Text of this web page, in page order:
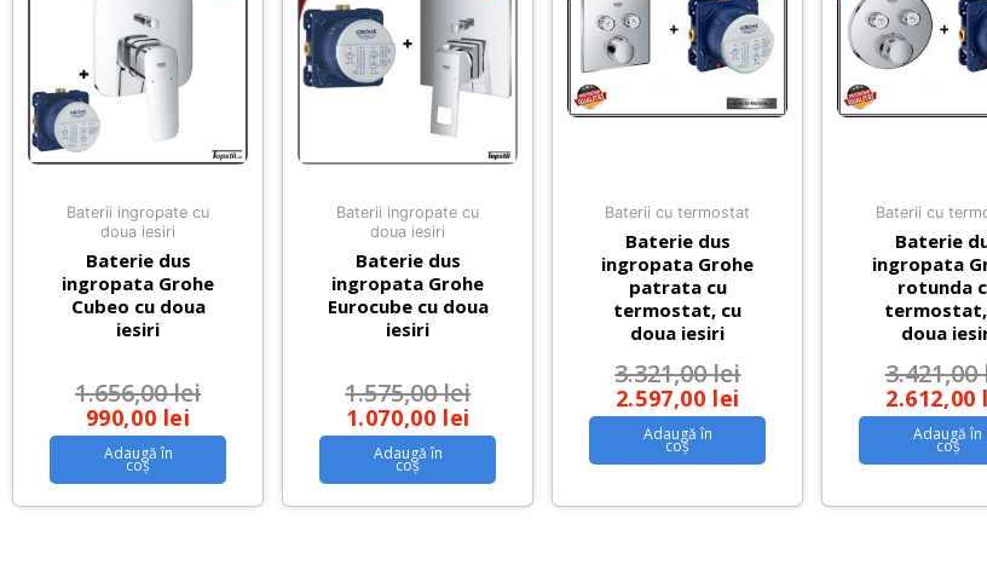
Baterii ingropate cu
doua iesiri
Baterie dus
ingropata Grohe
Cubeo cu doua
iesiri
1.656,00lei
990,00 lei
Adaugă în
coș
Baterii ingropate cu
doua iesiri
Baterie dus
ingropata Grohe
Eurocube cu doua
iesiri
1.575,00lei
1.070,00 lei
Adaugă în
coș
Baterii cu termostat
Baterie dus
ingropata Grohe
patrata cu
termostat, cu
doua iesiri
3.321,00lei
2.597,00 lei
Adaugă în
coș
Baterii cu
Baterie
ingropata
rotunda
doua
3.421,00
2.612,00
Adaugă în
coș